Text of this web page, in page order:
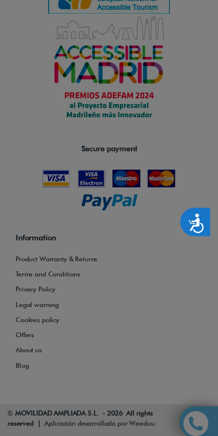
Accesibilidad
Secure payment
Information
Product Warranty & Returns
Terms and Conditions
Privacy Policy
Legal warning
Cookies policy
Offers
About us
Blog
© MOVILIDAD AMPLIADA S.L. - 2026 All rights
reserved |Aplicación desarrollada por Weeduu